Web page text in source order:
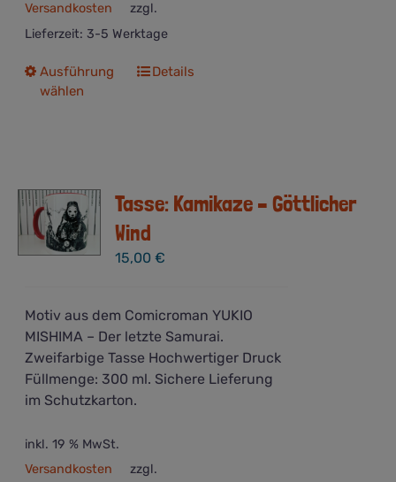
zzgl.
Versandkosten
Lieferzeit: 3-5 Werktage
Ausführung
wählen
Dieses
Die
können
auf
Details
Tasse: Kamikaze – Göttlicher
Wind
15,00€
Motiv aus dem Comicroman YUKIO
MISHIMA – Der letzte Samurai.
Zweifarbige Tasse Hochwertiger Druck
Füllmenge: 300 ml. Sichere Lieferung
im Schutzkarton.
inkl. 19 % MwSt.
zzgl.
Versandkosten